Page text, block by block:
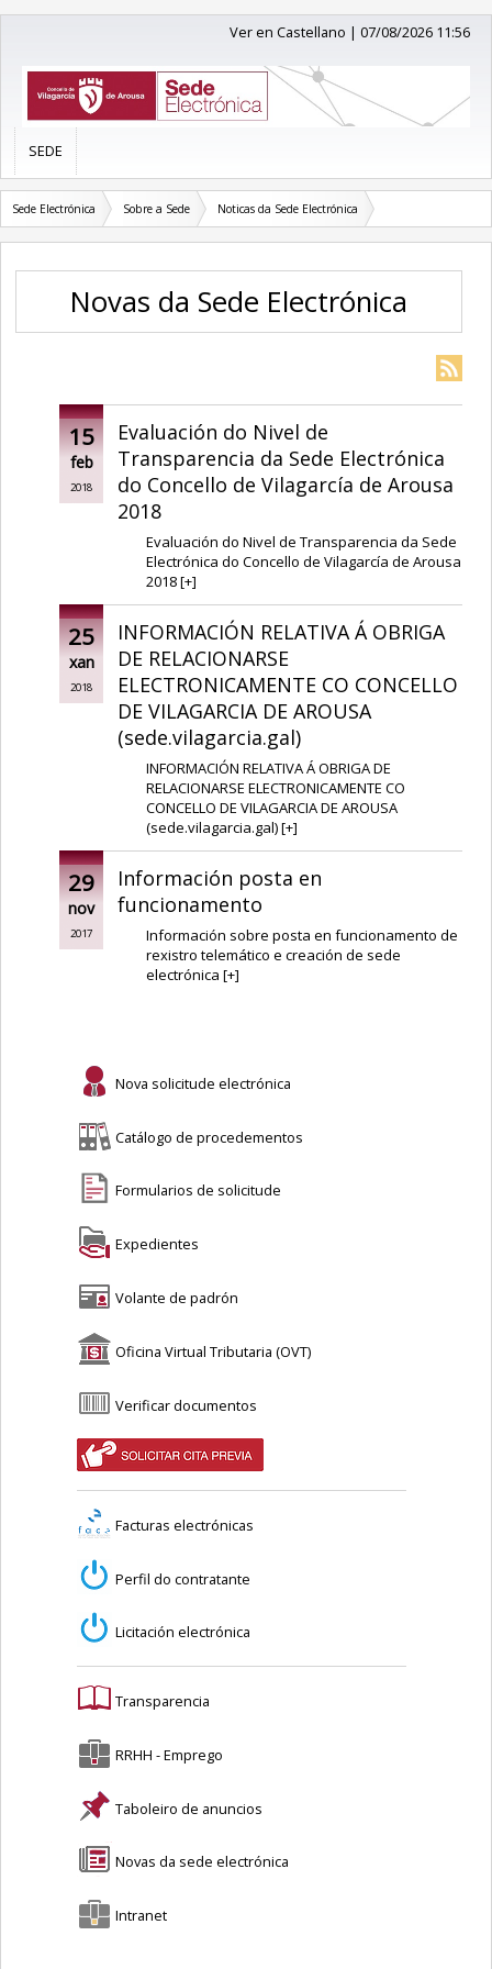
Ver en Castellano |07/08/2026 11:56
SEDE
Sede Electrónica Sobre a Sede Noticas da Sede Electrónica
Novas da Sede Electrónica
15
feb
2018
Evaluación do Nivel de
Transparencia da Sede Electrónica
do Concello de Vilagarcía de Arousa
2018
Evaluación do Nivel de Transparencia da Sede
Electrónica do Concello de Vilagarcía de Arousa
2018[+]
25
xan
2018
INFORMACIÓN RELATIVA Á OBRIGA
DE RELACIONARSE
ELECTRONICAMENTE CO CONCELLO
DE VILAGARCIA DE AROUSA
(sede.vilagarcia.gal)
INFORMACIÓN RELATIVA Á OBRIGA DE
RELACIONARSE ELECTRONICAMENTE CO
CONCELLO DE VILAGARCIA DE AROUSA
(sede.vilagarcia.gal)[+]
29
nov
2017
Información posta en
funcionamento
Información sobre posta en funcionamento de
rexistro telemático e creación de sede
electrónica [+]
Nova solicitude electrónica
Catálogo de procedementos
Formularios de solicitude
Expedientes
Volante de padrón
Oficina Virtual Tributaria (OVT)
Verificar documentos
Facturas electrónicas
Perfil do contratante
Licitación electrónica
Transparencia
RRHH - Emprego
Taboleiro de anuncios
Novas da sede electrónica
Intranet